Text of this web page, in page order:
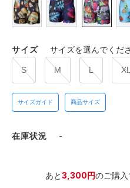
サイズ サイズを選んでくださ
S M L XL
サイズガイド 商品サイズ
在庫状況 -
あと3,300円のご購入